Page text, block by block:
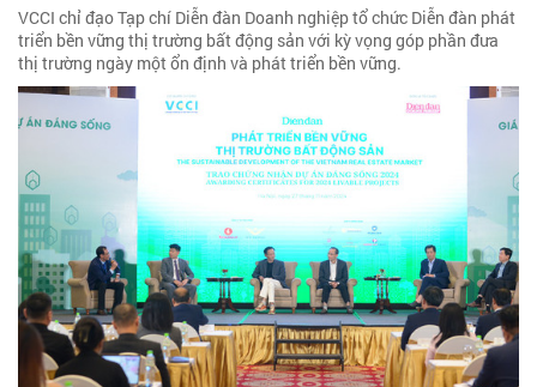
VCCI chỉ đạo Tạp chí Diễn đàn Doanh nghiệp tổ chức Diễn đàn phát
triển bền vững thị trường bất động sản với kỳ vọng góp phần đưa
thị trường ngày một ổn định và phát triển bền vững.